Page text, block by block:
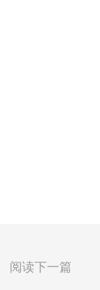
阅读下一篇